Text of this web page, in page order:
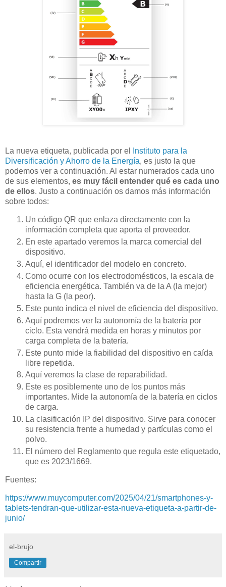
La nueva etiqueta, publicada por el
Instituto para la
Diversificación y Ahorro de la Energía, es justo la que
podemos ver a continuación. Al estar numerados cada uno
de sus elementos, es muy fácil entender qué es cada uno
de ellos. Justo a continuación os damos más información
sobre todos:
Un código QR que enlaza directamente con la
información completa que aporta el proveedor.
En este apartado veremos la marca comercial del
dispositivo.
Aquí, el identificador del modelo en concreto.
Como ocurre con los electrodomésticos, la escala de
eficiencia energética. También va de la A (la mejor)
hasta la G (la peor).
Este punto indica el nivel de eficiencia del dispositivo.
Aquí podremos ver la autonomía de la batería por
ciclo. Esta vendrá medida en horas y minutos por
carga completa de la batería.
Este punto mide la fiabilidad del dispositivo en caída
libre repetida.
Aquí veremos la clase de reparabilidad.
Este es posiblemente uno de los puntos más
importantes. Mide la autonomía de la batería en ciclos
de carga.
La clasificación IP del dispositivo. Sirve para conocer
su resistencia frente a humedad y partículas como el
polvo.
El número del Reglamento que regula este etiquetado,
que es 2023/1669.
Fuentes:
https://www.muycomputer.com/2025/04/21/smartphones-y-
tablets-tendran-que-utilizar-esta-nueva-etiqueta-a-partir-de-
junio/
el-brujo
Compartir